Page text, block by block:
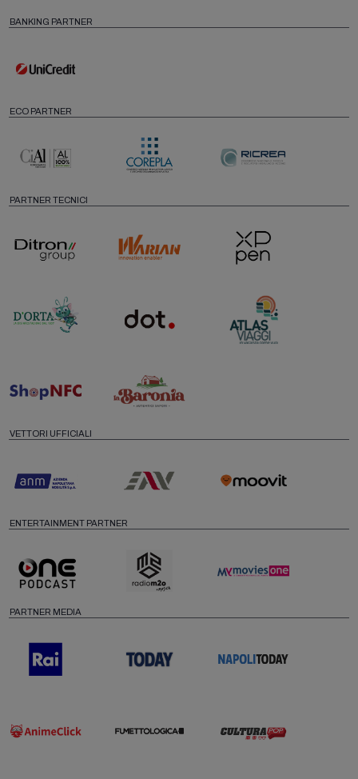
BANKING PARTNER
ECO PARTNER
PARTNER TECNICI
VETTORI UFFICIALI
ENTERTAINMENT PARTNER
PARTNER MEDIA